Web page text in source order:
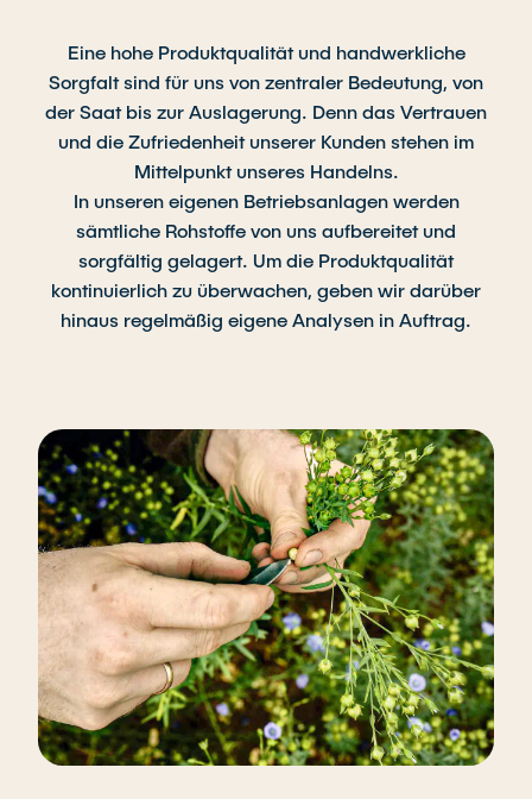
Eine hohe Produktqualität und handwerkliche
Sorgfalt sind für uns von zentraler Bedeutung, von
der Saat bis zur Auslagerung. Denn das Vertrauen
und die Zufriedenheit unserer Kunden stehen im
Mittelpunkt unseres Handelns.
In unseren eigenen Betriebsanlagen werden
sämtliche Rohstoffe von uns aufbereitet und
sorgfältig gelagert. Um die Produktqualität
kontinuierlich zu überwachen, geben wir darüber
hinaus regelmäßig eigene Analysen in Auftrag.